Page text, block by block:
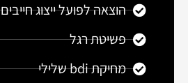
הוצאה לפועל ייצוג חייבים
פשיטת רגל
מחיקת bdi שלילי